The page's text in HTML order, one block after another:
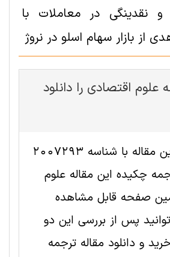
نقدینگی در معاملات با
از بازار سهام اسلو در نروژ
علوم اقتصادی را دانلود
فایل انگلیسی این مقاله با شناسه 2007293
چکیده این مقاله علوم
صفحه قابل مشاهده
پس از بررسی این دو
و دانلود مقاله ترجمه